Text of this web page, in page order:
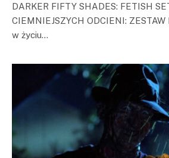
DARKER FIFTY SHADES: FETISH
CIEMNIEJSZYCH ODCIENI: ZESTAW
w życiu…